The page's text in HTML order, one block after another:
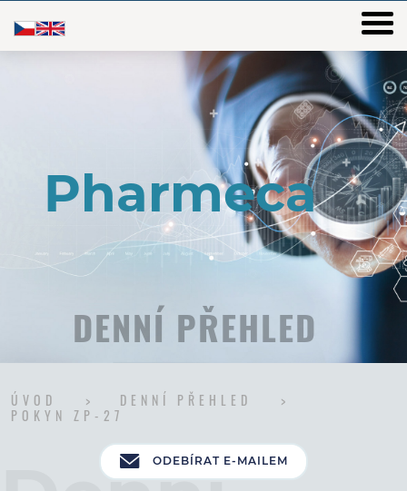
DENNÍ PŘEHLED
ÚVOD
DENNÍ PŘEHLED
POKYN ZP-27
ODEBÍRAT E-MAILEM